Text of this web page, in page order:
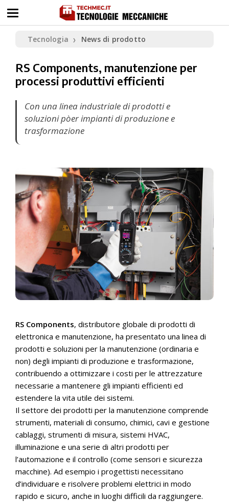
Tecnologia ❯ News di prodotto
RS Components, manutenzione per
processi produttivi efficienti
Con una linea industriale di prodotti e
soluzioni pòer impianti di produzione e
trasformazione
RS Components, distributore globale di prodotti di
elettronica e manutenzione, ha presentato una linea di
prodotti e soluzioni per la manutenzione (ordinaria e
non) degli impianti di produzione e trasformazione,
contribuendo a ottimizzare i costi per le attrezzature
necessarie a mantenere gli impianti efficienti ed
estendere la vita utile dei sistemi.
Il settore dei prodotti per la manutenzione comprende
strumenti, materiali di consumo, chimici, cavi e gestione
cablaggi, strumenti di misura, sistemi HVAC,
illuminazione e una serie di altri prodotti per
l’automazione e il controllo (come sensori e sicurezza
macchine). Ad esempio i progettisti necessitano
d’individuare e risolvere problemi elettrici in modo
rapido e sicuro, anche in luoghi difficili da raggiungere.